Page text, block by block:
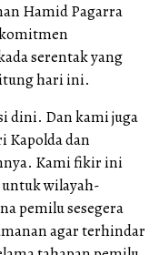
Hamid Pagarra
serentak yang
hari ini.
dini. Dan kami juga
Kapolda dan
Kami fikir ini
wilayah-
pemilu sesegera
agar terhindar